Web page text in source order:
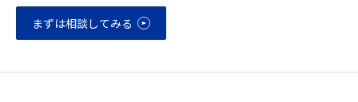
まずは相談してみる